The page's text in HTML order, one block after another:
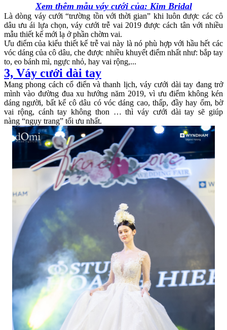
Xem thêm mẫu váy cưới của: Kim Bridal
Là dòng váy cưới “trường tồn với thời gian” khi luôn được các cô
dâu ưu ái lựa chọn, váy cưới trễ vai 2019 được cách tân với nhiều
mẫu thiết kế mới lạ ở phần chờm vai.
Ưu điểm của kiểu thiết kế trễ vai này là nó phù hợp với hầu hết các
vóc dáng của cô dâu, che được nhiều khuyết điểm nhất như: bắp tay
to, eo bánh mì, ngực nhỏ, hay vai rộng,...
3, Váy cưới dài tay
Mang phong cách cổ điển và thanh lịch, váy cưới dài tay đang trở
mình vào đường đua xu hướng năm 2019, vì ưu điểm không kén
dáng người, bất kể cô dâu có vóc dáng cao, thấp, đầy hay ốm, bờ
vai rộng, cánh tay không thon … thì váy cưới dài tay sẽ giúp
nàng “ngụy trang” tối ưu nhất.